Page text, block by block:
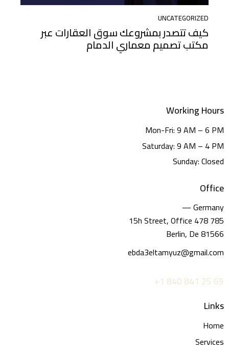
UNCATEGORIZED
كيف تتصدر بمشروعك سوق العقارات عبر
مكتب تصميم معماري الدمام
Working Hours
Mon-Fri: 9 AM – 6 PM
Saturday: 9 AM – 4 PM
Sunday: Closed
Office
Germany —
785 15h Street, Office 478
Berlin, De 81566
ebda3eltamyuz@gmail.com
+1 840 841 25 69
Links
Home
Services